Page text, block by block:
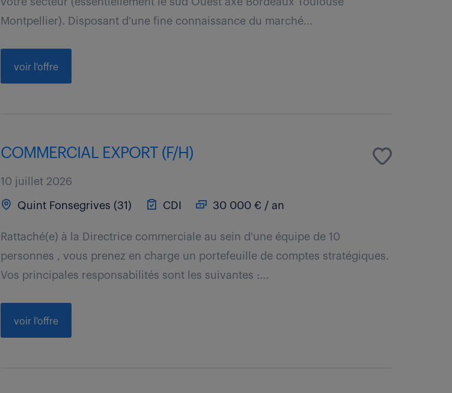
Montpellier). Disposant d'une fine connaissance du marché...
voir l'offre
COMMERCIAL EXPORT (F/H)
10 juillet 2026
Quint Fonsegrives (31) CDI 30 000 € / an
Rattaché(e) à la Directrice commerciale au sein d'une équipe de 10
personnes , vous prenez en charge un portefeuille de comptes stratégiques.
Vos principales responsabilités sont les suivantes :...
voir l'offre